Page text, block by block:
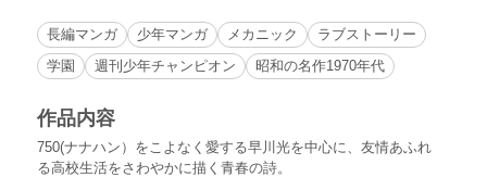
長編マンガ 少年マンガ メカニック
ラブストーリー
学園
週刊少年チャンピオン 昭和の名作1970年代
作品内容
750(ナナハン）をこよなく愛する早川光を中心に、友情あふれ
る高校生活をさわやかに描く青春の詩。